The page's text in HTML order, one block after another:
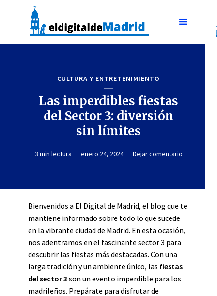
CULTURA Y ENTRETENIMIENTO
Las imperdibles fiestas
del Sector 3: diversión
sin límites
3 min lectura enero 24, 2024 Dejar comentario
Bienvenidos a El Digital de Madrid, el blog que te
mantiene informado sobre todo lo que sucede
en la vibrante ciudad de Madrid. En esta ocasión,
nos adentramos en el fascinante sector 3 para
descubrir las fiestas más destacadas. Con una
larga tradición y un ambiente único, las fiestas
del sector 3 son un evento imperdible para los
madrileños. Prepárate para disfrutar de